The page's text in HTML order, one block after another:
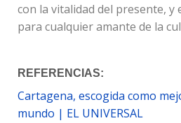
con la vitalidad del presente, y
para cualquier amante de la
REFERENCIAS:
Cartagena, escogida como
mundo | EL UNIVERSAL